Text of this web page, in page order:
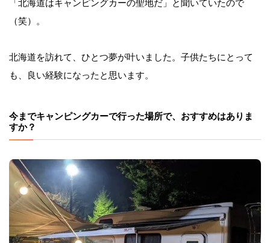
「北海道はキャンピングカーの聖地だ」と聞いていたので
（笑）。
北海道を訪れて、ひとつ夢が叶いました。子供たちにとって
も、良い経験になったと思います。
今までキャンピングカーで行った場所で、おすすめはありま
すか？